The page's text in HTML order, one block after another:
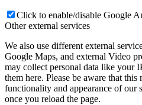
Click to enable/disable Google
Other external services
We also use different external
Google Maps, and external Video
may collect personal data like your
them here. Please be aware that
functionality and appearance of our
once you reload the page.